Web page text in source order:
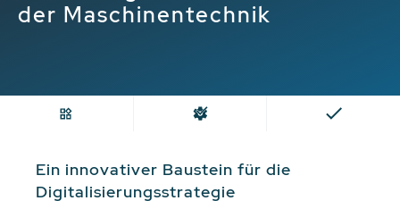
der Maschinentechnik
Ein innovativer Baustein für die
Digitalisierungsstrategie